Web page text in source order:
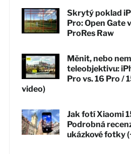
Skrytý poklad
Pro: Open Gate
ProRes Raw
Měnit, nebo
teleobjektivu:
Pro vs. 16 Pro /
video)
Jak fotí Xiaomi
Podrobná
ukázkové fotky